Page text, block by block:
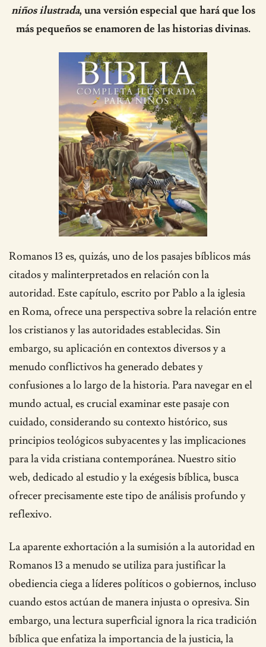
niños ilustrada, una versión especial que hará que los
más pequeños se enamoren de las historias divinas.
Romanos 13 es, quizás, uno de los pasajes bíblicos más
citados y malinterpretados en relación con la
autoridad. Este capítulo, escrito por Pablo a la iglesia
en Roma, ofrece una perspectiva sobre la relación entre
los cristianos y las autoridades establecidas. Sin
embargo, su aplicación en contextos diversos y a
menudo conflictivos ha generado debates y
confusiones a lo largo de la historia. Para navegar en el
mundo actual, es crucial examinar este pasaje con
cuidado, considerando su contexto histórico, sus
principios teológicos subyacentes y las implicaciones
para la vida cristiana contemporánea. Nuestro sitio
web, dedicado al estudio y la exégesis bíblica, busca
ofrecer precisamente este tipo de análisis profundo y
reflexivo.
La aparente exhortación a la sumisión a la autoridad en
Romanos 13 a menudo se utiliza para justificar la
obediencia ciega a líderes políticos o gobiernos, incluso
cuando estos actúan de manera injusta o opresiva. Sin
embargo, una lectura superficial ignora la rica tradición
bíblica que enfatiza la importancia de la justicia, la